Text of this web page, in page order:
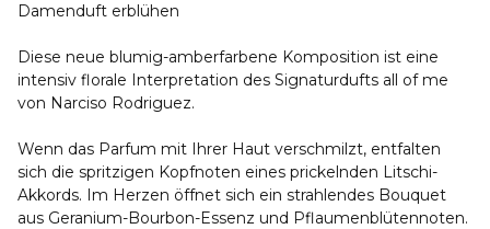
Damenduft erblühen
Diese neue blumig-amberfarbene Komposition ist eine
intensiv florale Interpretation des Signaturdufts all of me
von Narciso Rodriguez.
Wenn das Parfum mit Ihrer Haut verschmilzt, entfalten
sich die spritzigen Kopfnoten eines prickelnden Litschi-
Akkords. Im Herzen öffnet sich ein strahlendes Bouquet
aus Geranium-Bourbon-Essenz und Pflaumenblütennoten.